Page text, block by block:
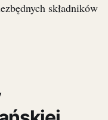
składników